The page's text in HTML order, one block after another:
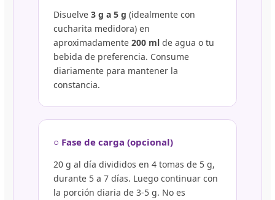
Disuelve3 g a 5 g (idealmente con
cucharita medidora) en
aproximadamente200 ml de agua o tu
bebida de preferencia. Consume
diariamente para mantener la
constancia.
○ Fase de carga (opcional)
20 g al día divididos en 4 tomas de 5 g,
durante 5 a 7 días. Luego continuar con
la porción diaria de 3-5 g. No es